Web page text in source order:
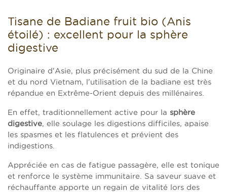
Tisane de Badiane fruit bio (Anis
étoilé) : excellent pour la sphère
digestive
Originaire d'Asie, plus précisément du sud de la Chine
et du nord Vietnam, l'utilisation de la badiane est très
répandue en Extrême-Orient depuis des millénaires.
En effet, traditionnellement active pour la sphère
digestive, elle soulage les digestions difficiles, apaise
les spasmes et les flatulences et prévient des
indigestions.
Appréciée en cas de fatigue passagère, elle est tonique
et renforce le système immunitaire. Sa saveur suave et
réchauffante apporte un regain de vitalité lors des